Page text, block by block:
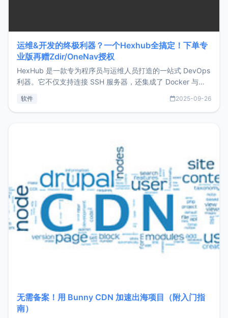
运维&开发的终极利器？一个Hexhub全搞定！下单专
业版再赠Zdir/OneNav授权
HexHub 是一款专为程序员与运维人员打造的一站式 DevOps
利器。它不仅支持连接 SSH 服务器，还集成了 Docker 与常
件间频繁切换，仅凭 HexHub 即可同时搞定运维与数据库操
软件 2025-09-26
无需备案！用 Bunny CDN 加速出海项目（附入门指
南）